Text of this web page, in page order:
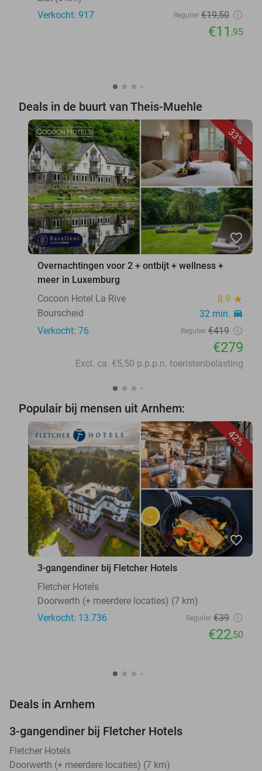
Verkocht: 917
Regulier €19,50
€11 ,95
Deals in de buurt van Theis-Muehle
33%
favorite_border
Overnachtingen voor 2 + ontbijt + wellness +
meer in Luxemburg
Cocoon Hotel La Rive
8.9 star
Bourscheid 32 min. directions_car
Verkocht: 76 Regulier €419
€279
Excl. ca. €5,50 p.p.p.n. toeristenbelasting
Populair bij mensen uit Arnhem:
42%
favorite_border
3-gangendiner bij Fletcher Hotels
Fletcher Hotels
Doorwerth (+ meerdere locaties) (7 km)
Verkocht: 13.736
Regulier €39
€22,50
Deals in Arnhem
3-gangendiner bij Fletcher Hotels
Fletcher Hotels
Doorwerth (+ meerdere locaties) (7 km)